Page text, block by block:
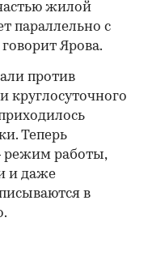
жилой
параллельно с
Ярова.
против
круглосуточного
Теперь
режим работы,
и даже
в